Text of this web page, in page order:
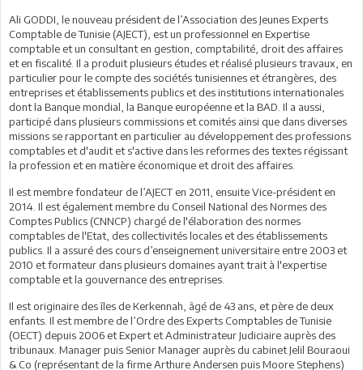
Ali GODDI, le nouveau président de l’Association des Jeunes Experts
Comptable de Tunisie (AJECT), est un professionnel en Expertise
comptable et un consultant en gestion, comptabilité, droit des affaires
et en fiscalité. Il a produit plusieurs études et réalisé plusieurs travaux, en
particulier pour le compte des sociétés tunisiennes et étrangères, des
entreprises et établissements publics et des institutions internationales
dont la Banque mondial, la Banque européenne et la BAD. Il a aussi,
participé dans plusieurs commissions et comités ainsi que dans diverses
missions se rapportant en particulier au développement des professions
comptables et d'audit et s'active dans les reformes des textes régissant
la profession et en matière économique et droit des affaires.
Il est membre fondateur de l’AJECT en 2011, ensuite Vice-président en
2014. Il est également membre du Conseil National des Normes des
Comptes Publics (CNNCP) chargé de l'élaboration des normes
comptables de l'Etat, des collectivités locales et des établissements
publics. Il a assuré des cours d’enseignement universitaire entre 2003 et
2010 et formateur dans plusieurs domaines ayant trait à l'expertise
comptable et la gouvernance des entreprises.
Il est originaire des îles de Kerkennah, âgé de 43 ans, et père de deux
enfants. Il est membre de l’Ordre des Experts Comptables de Tunisie
(OECT) depuis 2006 et Expert et Administrateur Judiciaire auprès des
tribunaux. Manager puis Senior Manager auprès du cabinet Jelil Bouraoui
& Co (représentant de la firme Arthure Andersen puis Moore Stephens)